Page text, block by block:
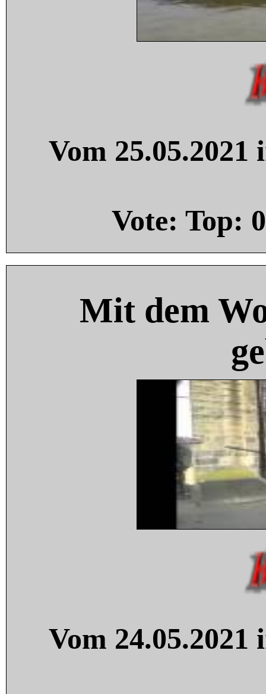
Vom
Vote: Top: 0
Mit dem
Vom